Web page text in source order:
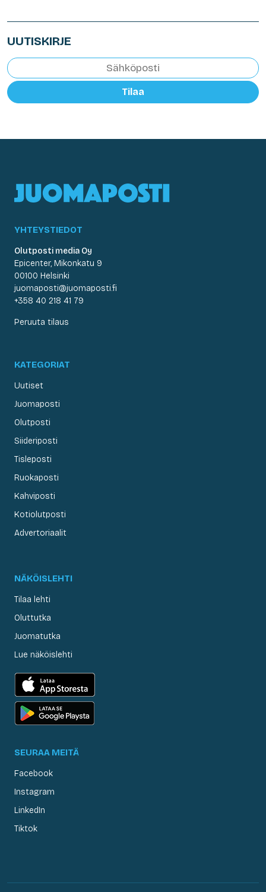
UUTISKIRJE
Tilaa
YHTEYSTIEDOT
Olutposti media Oy
Epicenter, Mikonkatu 9
00100 Helsinki
juomaposti@juomaposti.fi
+358 40 218 41 79
Peruuta tilaus
KATEGORIAT
Uutiset
Juomaposti
Olutposti
Siideriposti
Tisleposti
Ruokaposti
Kahviposti
Kotiolutposti
Advertoriaalit
NÄKÖISLEHTI
Tilaa lehti
Oluttutka
Juomatutka
Lue näköislehti
SEURAA MEITÄ
Facebook
Instagram
LinkedIn
Tiktok